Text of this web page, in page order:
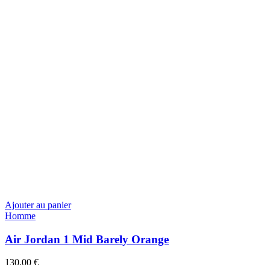
Ajouter au panier
Homme
Air Jordan 1 Mid Barely Orange
130,00 €